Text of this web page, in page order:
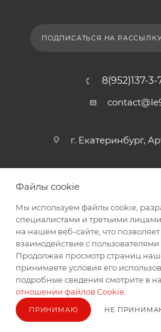
ПОДПИСАТЬСЯ НА РАССЫЛКУ
8(952)137-3-
г. Екатеринбург,
2026 © интернет магазин
Файлы cookie
Мы используем файлы cookie,
специалистами и третьими
на нашем веб-сайте, что
взаимодействие с
Продолжая просмотр страниц
принимаете условия его
подробные сведения смотрите в
отношении файлов Cookie
ПРИНИМАЮ НЕ